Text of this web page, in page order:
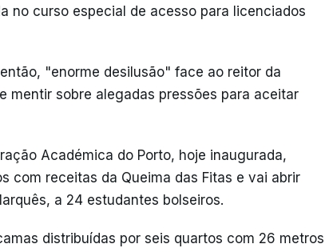
no curso especial de acesso para licenciados
"enorme desilusão" face ao reitor da
mentir sobre alegadas pressões para aceitar
Académica do Porto, hoje inaugurada,
com receitas da Queima das Fitas e vai abrir
a 24 estudantes bolseiros.
distribuídas por seis quartos com 26 metros